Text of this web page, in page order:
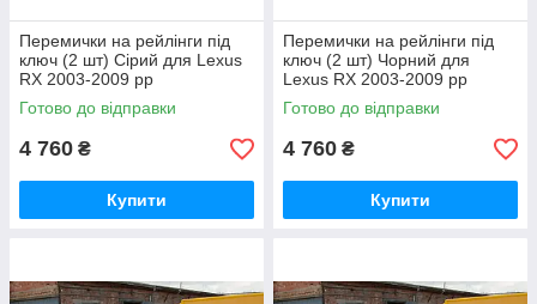
Перемички на рейлінги під
ключ (2 шт) Сірий для Lexus
RX 2003-2009 рр
Готово до відправки
4 760 ₴
Купити
Перемички на рейлінги під
ключ (2 шт) Чорний для
Lexus RX 2003-2009 рр
Готово до відправки
4 760 ₴
Купити